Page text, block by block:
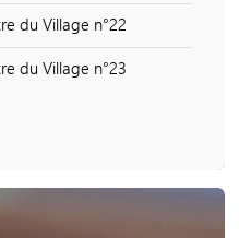
du Village n°22
du Village n°23